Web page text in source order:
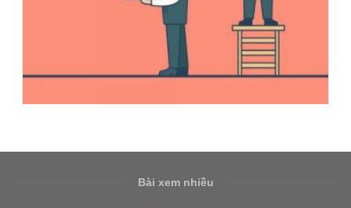
Bài xem nhiều